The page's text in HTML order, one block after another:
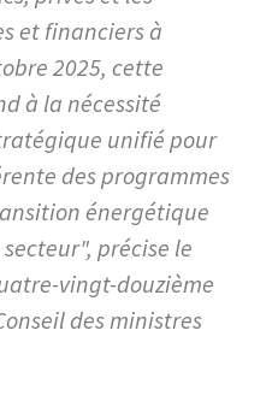
et financiers à
2025, cette
à la nécessité
unifié pour
des programmes
énergétique
précise le
vingt-douzième
des ministres